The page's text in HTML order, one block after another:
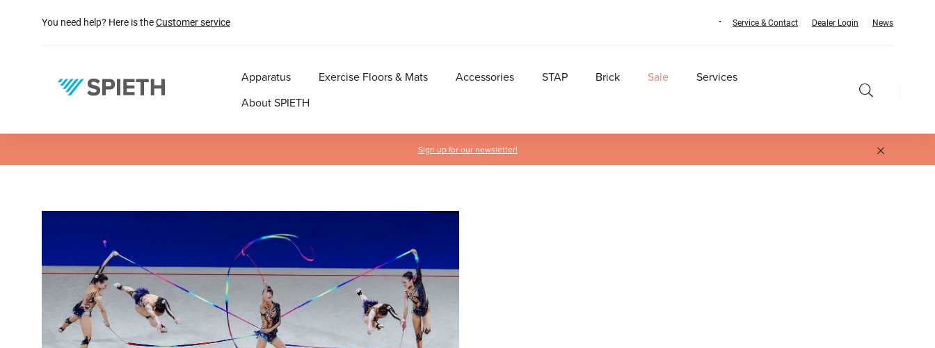
Skip to main navigation
You need help? Here is theCustomer service Service & Contact Dealer Login News
Apparatus Exercise Floors & Mats Accessories STAP Brick Sale
Services
About SPIETH
Sign up for our newsletter!